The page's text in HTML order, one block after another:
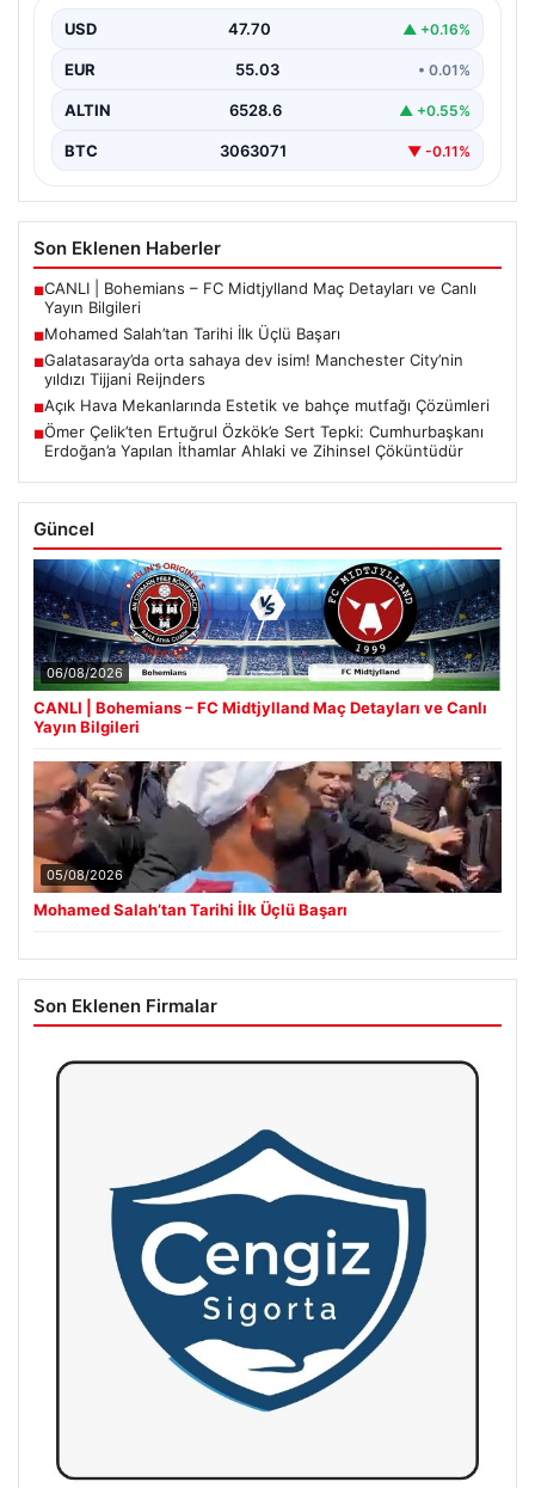
önemli bir dönüm noktasına imza attı. Takımının
hücum…
USD 47.70 ▲ +0.16%
EUR 55.03 • 0.01%
ALTIN 6528.6 ▲ +0.55%
BTC 3063071 ▼ -0.11%
Son Eklenen Haberler
■CANLI | Bohemians – FC Midtjylland Maç Detayları ve Canlı
Yayın Bilgileri
■Mohamed Salah’tan Tarihi İlk Üçlü Başarı
■Galatasaray’da orta sahaya dev isim! Manchester City’nin
yıldızı Tijjani Reijnders
■Açık Hava Mekanlarında Estetik ve bahçe mutfağı Çözümleri
■Ömer Çelik’ten Ertuğrul Özkök’e Sert Tepki: Cumhurbaşkanı
Erdoğan’a Yapılan İthamlar Ahlaki ve Zihinsel Çöküntüdür
Güncel
06/08/2026
CANLI | Bohemians – FC Midtjylland Maç Detayları ve Canlı
Yayın Bilgileri
05/08/2026
Mohamed Salah’tan Tarihi İlk Üçlü Başarı
Son Eklenen Firmalar